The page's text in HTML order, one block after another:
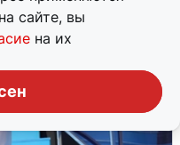
сайте, вы
на их